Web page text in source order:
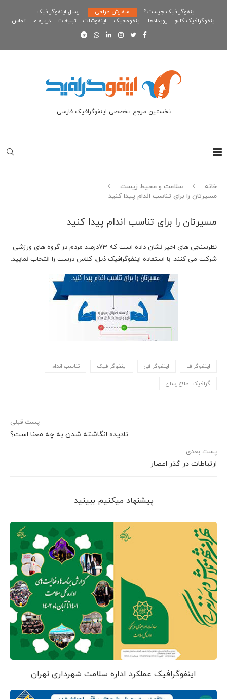
اینفوگرافیک چیست ؟ سفارش طراحی
ارسال اینفوگرافیک
اینفوگرافیک کالج
رویدادها اینفومجیک اینفوشات تبلیغات درباره ما تماس
نخستین مرجع تخصصی اینفوگرافیک فارسی
خانه
سلامت و محیط زیست
مسیرتان را برای تناسب اندام پیدا کنید
مسیرتان را برای تناسب اندام پیدا کنید
نظرسنجی های اخیر نشان داده است که 73درصد مردم در گروه های ورزشی
شرکت می کنند. با استفاده اینفوگرافیک ذیل، کلاس درست را انتخاب نمایید.
اینفوگراف اینفوگرافی اینفوگرافیک تناسب اندام
گرافیک اطلاع رسان
پست قبلی
نادیده انگاشته شدن به چه معنا است؟
پست بعدی
ارتباطات در گذر اعصار
پیشنهاد می‎کنیم ببینید
اینفوگرافیک عملکرد اداره سلامت شهرداری تهران